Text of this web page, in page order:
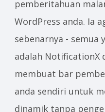
pemberitahuan
WordPress anda. Ia
sebenarnya - semua
adalah NotificationX
membuat bar
anda sendiri untuk
dinamik tanpa